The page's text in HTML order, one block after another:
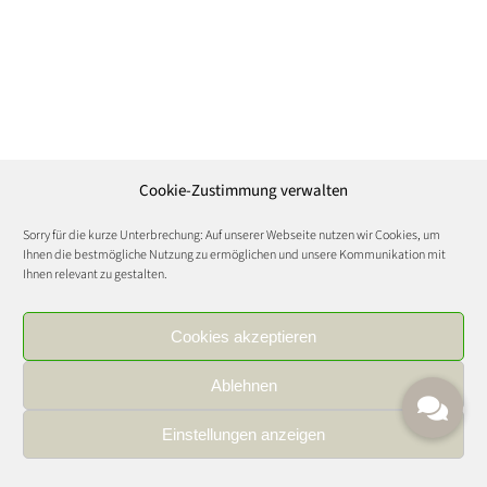
Cookie-Zustimmung verwalten
Sorry für die kurze Unterbrechung: Auf unserer Webseite nutzen wir Cookies, um
Ihnen die bestmögliche Nutzung zu ermöglichen und unsere Kommunikation mit
Ihnen relevant zu gestalten.
Cookies akzeptieren
Ablehnen
Einstellungen anzeigen
IMPRESSUM|DATENSCHUTZ|KARRIERE
FOOD AND WINE CULTURE © Copyright 2021 | All Rights Reserved